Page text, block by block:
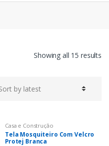
Showing all 15 results
Casa e Construção
Tela Mosquiteiro Com Velcro
Protej Branca